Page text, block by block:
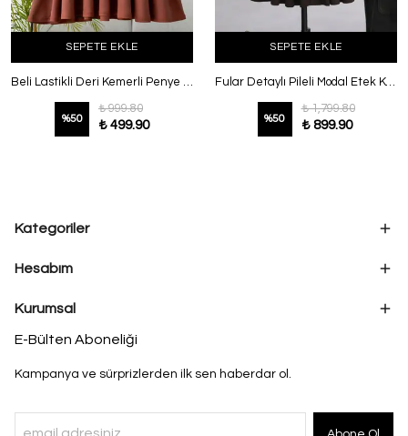
SEPETE EKLE
Beli Lastikli Deri Kemerli Penye Etek Kahve
%50
₺ 999.80
₺ 499.90
SEPETE EKLE
Fular Detaylı Pileli Modal Etek Kahve
%50
₺ 1,799.80
₺ 899.90
Kategoriler
Hesabım
Kurumsal
E-Bülten Aboneliği
Kampanya ve sürprizlerden ilk sen haberdar ol.